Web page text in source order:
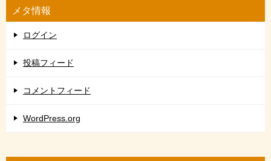
メタ情報
ログイン
投稿フィード
コメントフィード
WordPress.org